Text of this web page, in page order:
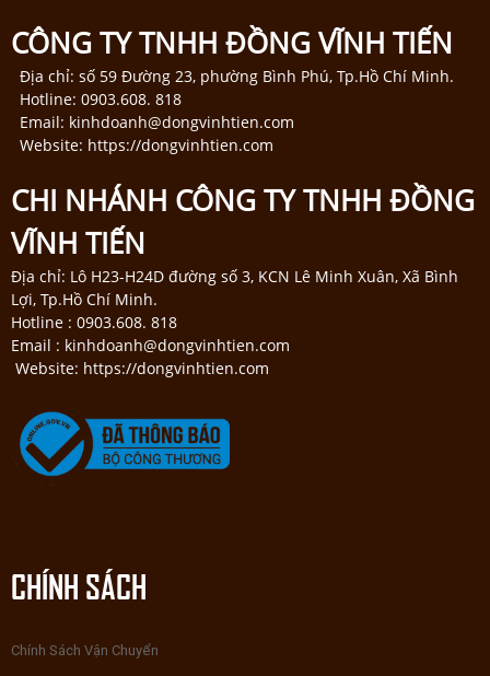
CÔNG TY TNHH ĐỒNG VĨNH TIẾN
Địa chỉ: số 59 Đường 23, phường Bình Phú, Tp.Hồ Chí Minh.
Hotline: 0903.608. 818
Email: kinhdoanh@dongvinhtien.com
Website: https://dongvinhtien.com
CHI NHÁNH CÔNG TY TNHH ĐỒNG
VĨNH TIẾN
Địa chỉ: Lô H23-H24D đường số 3, KCN Lê Minh Xuân, Xã Bình
Lợi, Tp.Hồ Chí Minh.
Hotline : 0903.608. 818
Email : kinhdoanh@dongvinhtien.com
Website: https://dongvinhtien.com
CHÍNH SÁCH
Chính Sách Vận Chuyển